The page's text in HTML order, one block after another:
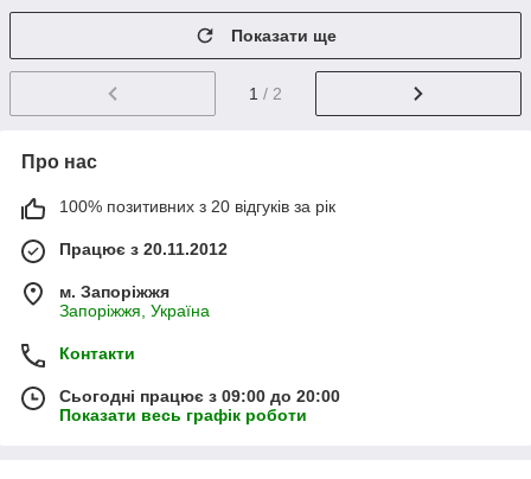
Показати ще
1 / 2
Про нас
100% позитивних з 20 відгуків за рік
Працює з 20.11.2012
м. Запоріжжя
Запоріжжя, Україна
Контакти
Сьогодні працює з 09:00 до 20:00
Показати весь графік роботи